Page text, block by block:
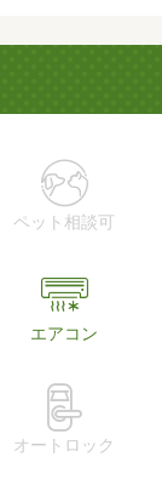
ペット相談可
エアコン
オートロック